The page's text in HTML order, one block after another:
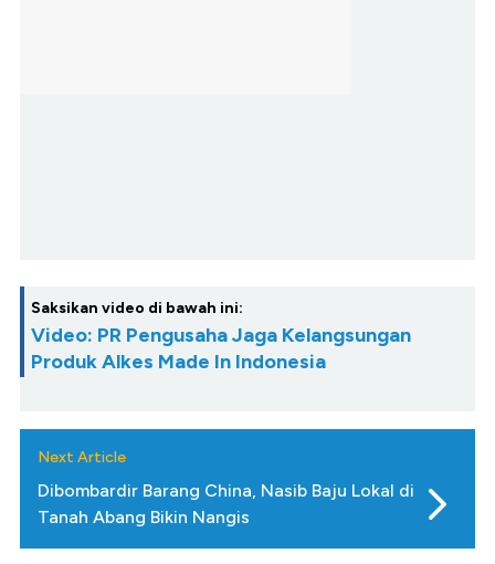
Saksikan video di bawah ini:
Video: PR Pengusaha Jaga Kelangsungan
Produk Alkes Made In Indonesia
Next Article
Dibombardir Barang China, Nasib Baju Lokal di
Tanah Abang Bikin Nangis